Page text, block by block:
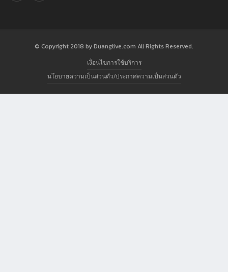
© Copyright 2018 by Duanglive.com All Rights Reserved.
เงื่อนไขการใช้บริการ
นโยบายความเป็นส่วนตัว/ประกาศความเป็นส่วนตัว